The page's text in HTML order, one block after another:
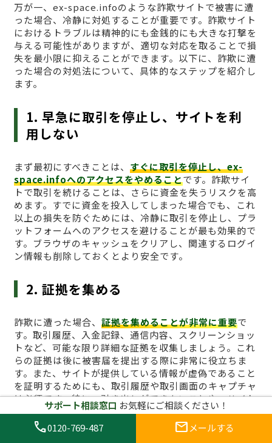
万が一、ex-space.infoのような詐欺サイトで被害に遭
った場合、冷静に対処することが重要です。詐欺サイト
におけるトラブルは精神的にも金銭的にも大きな打撃を
与える可能性がありますが、適切な対応を取ることで損
失を最小限に抑えることができます。以下に、詐欺に遭
った場合の対処法について、具体的なステップを紹介し
ます。
1. 早急に取引を停止し、サイトを利
用しない
まず最初にすべきことは、 すぐに取引を停止し、ex-
space.infoへのアクセスをやめることです。詐欺サイ
トで取引を続けることは、さらに資金を失うリスクを高
めます。すでに資金を投入してしまった場合でも、これ
以上の損失を防ぐためには、冷静に取引を停止し、プラ
ットフォームへのアクセスを避けることが最も効果的で
す。ブラウザのキャッシュをクリアし、関連するログイ
ン情報も削除しておくとより安全です。
2. 証拠を集める
詐欺に遭った場合、 証拠を集めることが非常に重要で
す。取引履歴、入金記録、通信内容、スクリーンショッ
トなど、可能な限り詳細な証拠を収集しましょう。これ
らの証拠は後に被害届を提出する際に非常に役立ちま
す。また、サイトが提供している情報が虚偽であること
を証明するためにも、取引履歴や取引画面のキャプチャ
は必須です。特に、引き出しができないことや、サイト
からの不正な要求があった場合、その証拠は重要な役割
を果たします。
サポート相談窓口 お気軽にご相談ください！
call0120-769-487 mail メールする